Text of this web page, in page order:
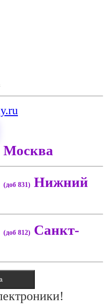
Москва
(доб 831) Нижний
(доб 812) Санкт-